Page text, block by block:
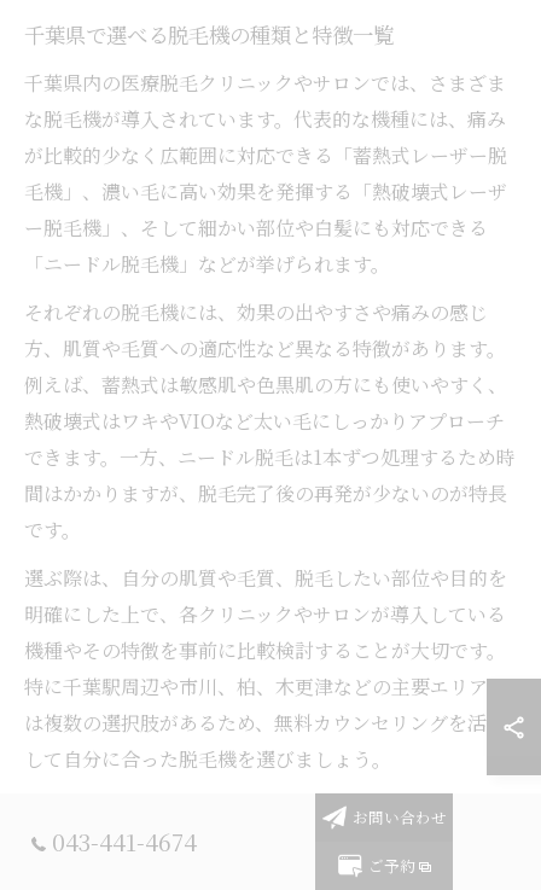
千葉県で選べる脱毛機の種類と特徴一覧
千葉県内の医療脱毛クリニックやサロンでは、さまざま
な脱毛機が導入されています。代表的な機種には、痛み
が比較的少なく広範囲に対応できる「蓄熱式レーザー脱
毛機」、濃い毛に高い効果を発揮する「熱破壊式レーザ
ー脱毛機」、そして細かい部位や白髪にも対応できる
「ニードル脱毛機」などが挙げられます。
それぞれの脱毛機には、効果の出やすさや痛みの感じ
方、肌質や毛質への適応性など異なる特徴があります。
例えば、蓄熱式は敏感肌や色黒肌の方にも使いやすく、
熱破壊式はワキやVIOなど太い毛にしっかりアプローチ
できます。一方、ニードル脱毛は1本ずつ処理するため時
間はかかりますが、脱毛完了後の再発が少ないのが特長
です。
選ぶ際は、自分の肌質や毛質、脱毛したい部位や目的を
明確にした上で、各クリニックやサロンが導入している
機種やその特徴を事前に比較検討することが大切です。
特に千葉駅周辺や市川、柏、木更津などの主要エリアで
は複数の選択肢があるため、無料カウンセリングを活用
して自分に合った脱毛機を選びましょう。
ニードル脱毛やヤグレーザーの使い分け
ニードル脱毛とヤグレーザー脱毛は、それぞれ特定のニ
043-441-4674
お問い合わせ
ご予約